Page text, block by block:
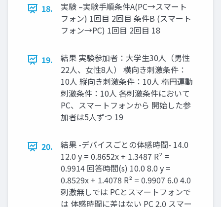
18.
実験 –実験手順条件A(PC→スマート
フォン) 1回目 2回目 条件B (スマート
フォン→PC) 1回目 2回目 18
19.
結果 実験参加者：大学生30人（男性
22人、女性8人） 横向き刺激条件：
10人 縦向き刺激条件：10人 楕円運動
刺激条件：10人 各刺激条件において
PC、スマートフォンから 開始した参
加者は5人ずつ 19
20.
結果 -デバイスごとの体感時間- 14.0
12.0 y = 0.8652x + 1.3487 R² =
0.9914 回答時間(s) 10.0 8.0 y =
0.8529x + 1.4078 R² = 0.9907 6.0 4.0
刺激無しでは PCとスマートフォンで
は 体感時間に差はない PC 2.0 スマー